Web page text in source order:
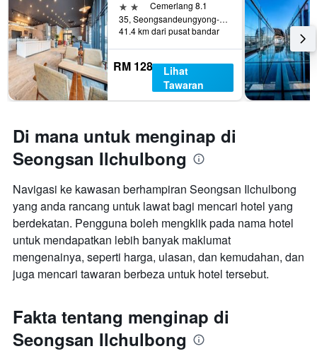
2 bintangCemerlang 8.1
35, Seongsandeungyong-ro 17Beon-Gil, Seogwipo, Korea Selatan
41.4 km dari pusat bandar
RM 128
Lihat
Tawaran
Di mana untuk menginap di
Seongsan Ilchulbong
Navigasi ke kawasan berhampiran Seongsan Ilchulbong
yang anda rancang untuk lawat bagi mencari hotel yang
berdekatan. Pengguna boleh mengklik pada nama hotel
untuk mendapatkan lebih banyak maklumat
mengenainya, seperti harga, ulasan, dan kemudahan, dan
juga mencari tawaran berbeza untuk hotel tersebut.
Fakta tentang menginap di
Seongsan Ilchulbong